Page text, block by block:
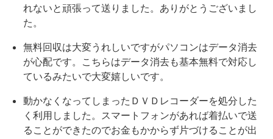
れないと頑張って送りました。ありがとうございまし
た。
無料回収は大変うれしいですがパソコンはデータ消去
が心配です。こちらはデータ消去も基本無料で対応し
ているみたいで大変嬉しいです。
動かなくなってしまったＤＶＤレコーダーを処分した
く利用しました。スマートフォンがあれば着払いで送
ることができたのでお金もかからず片づけることが出